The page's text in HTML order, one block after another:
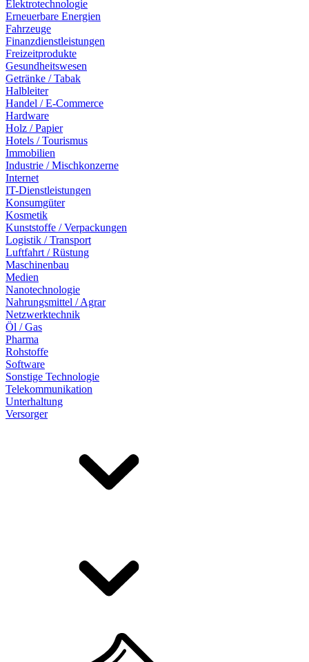
Elektrotechnologie
Erneuerbare Energien
Fahrzeuge
Finanzdienstleistungen
Freizeitprodukte
Gesundheitswesen
Getränke / Tabak
Halbleiter
Handel / E-Commerce
Hardware
Holz / Papier
Hotels / Tourismus
Immobilien
Industrie / Mischkonzerne
Internet
IT-Dienstleistungen
Konsumgüter
Kosmetik
Kunststoffe / Verpackungen
Logistik / Transport
Luftfahrt / Rüstung
Maschinenbau
Medien
Nanotechnologie
Nahrungsmittel / Agrar
Netzwerktechnik
Öl / Gas
Pharma
Rohstoffe
Software
Sonstige Technologie
Telekommunikation
Unterhaltung
Versorger